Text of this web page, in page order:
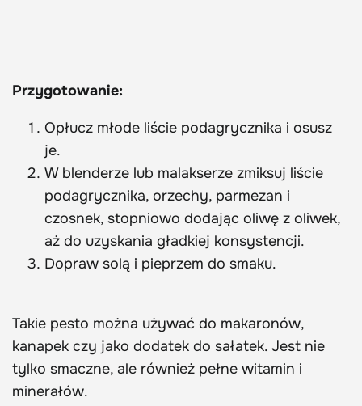
Przygotowanie:
Opłucz młode liście podagrycznika i osusz
je.
W blenderze lub malakserze zmiksuj liście
podagrycznika, orzechy, parmezan i
czosnek, stopniowo dodając oliwę z oliwek,
aż do uzyskania gładkiej konsystencji.
Dopraw solą i pieprzem do smaku.
Takie pesto można używać do makaronów,
kanapek czy jako dodatek do sałatek. Jest nie
tylko smaczne, ale również pełne witamin i
minerałów.